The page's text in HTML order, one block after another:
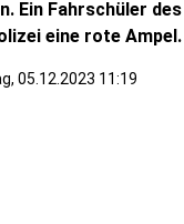
Ein Fahrschüler
eine rote Ampel.
05.12.2023 11:19